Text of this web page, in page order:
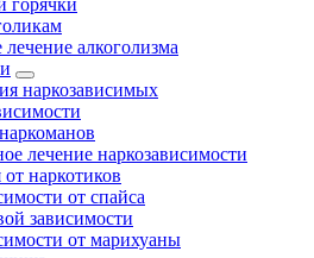
горячки
алкоголизма
наркозависимых
лечение наркозависимости
наркотиков
от спайса
зависимости
от марихуаны